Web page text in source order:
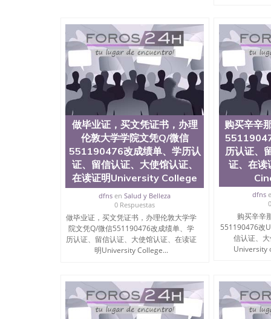
历、新西兰学历认证等q:551190476 微信：
University）圣何塞州立大学毕业证（San Jose
University）圣何塞州立大学成绩单（San Jose
University）圣何塞州立大学成绩单（San Jose
State University）圣何塞州立大学（San Jose
University）圣何塞州立大学（ San Jose State
圣何塞州立大学文凭（San Jose State
圣何塞州立大学文凭（San Jose State
塞州立大学学历（San Jose State University）
大学学历（San Jose State University）圣何塞
（San Jose State University）圣何塞州立大学
State University）圣何塞州立大学学位证（San
State University）圣何塞州立大学学位证（San
University）圣何塞州立大学（San Jose State
何塞州立大学（San Jose State University）圣
立大学学位证（San Jose State University）圣
立大学结业证（San Jose State University）圣
立大学学位证（San Jose State University）圣
立大学学历证书（San Jose State University）
塞州立大学学历证书（San Jose State
央昆士兰大学学历成绩单购买学位证书/澳洲读
买佛蒙特大学文凭Q/微信551190476改UVM成
University of Vermont
做毕业证，买文凭证书，办理
伦敦大学学院文凭Q/微信
551190476改成绩单、学历认
证、留信认证、大使馆认证、
在读证明University College
dfns enSalud y Belleza
0 Respuestas
做毕业证，买文凭证书，办理伦敦大学学
院文凭Q/微信551190476改成绩单、学
历认证、留信认证、大使馆认证、在读证
明University College...
购买辛辛
历认证、
证、在
dfns
购买辛辛
551190476改
信认证、
University